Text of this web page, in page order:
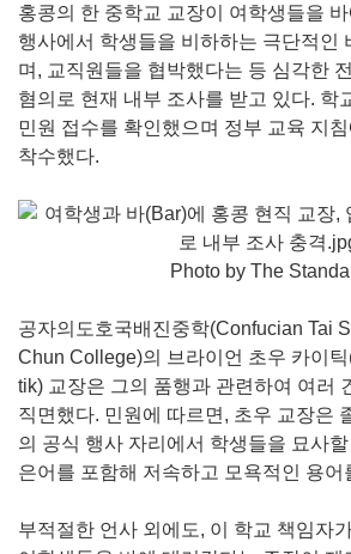
홍콩의 한 중학교 교장이 여학생들을
행사에서 학생들을 비하하는 극단적인
며, 교직원들을 협박했다는 등 심각한
혐의로 현재 내부 조사를 받고 있다. 학
민원 접수를 확인했으며 정부 교육 지
착수했다.
Photo by The
공자의도호국배진중학(Confucian Tai
Chun College)의 브라이언 초우 카이
tik) 교장은 그의 품행과 관련하여 여러
직면했다. 민원에 따르면, 초우 교장은
의 공식 행사 자리에서 학생들을 묘사
은어를 포함해 저속하고 모욕적인 용어
부적절한 언사 외에도, 이 학교 책임자